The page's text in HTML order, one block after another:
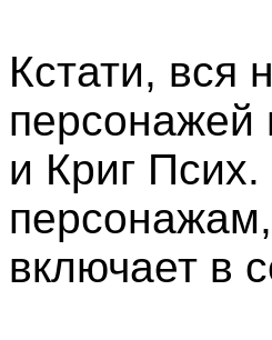
Кстати, вся
персонажей
и Криг
персонажам,
включает в